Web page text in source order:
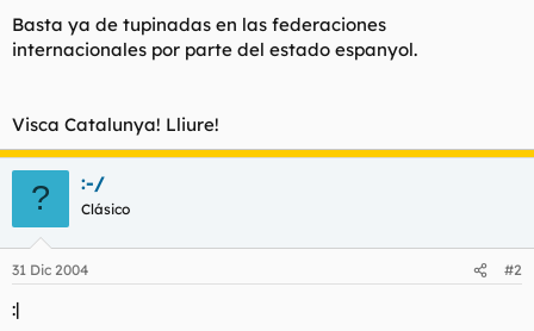
Basta ya de tupinadas en las federaciones
internacionales por parte del estado espanyol.
Visca Catalunya! Lliure!
? :-/
Clásico
31 Dic 2004 #2
:|